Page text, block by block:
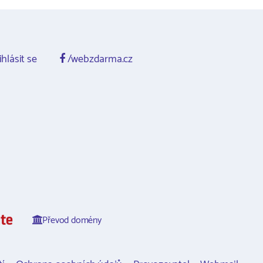
se /webzdarma.cz
Převod domény